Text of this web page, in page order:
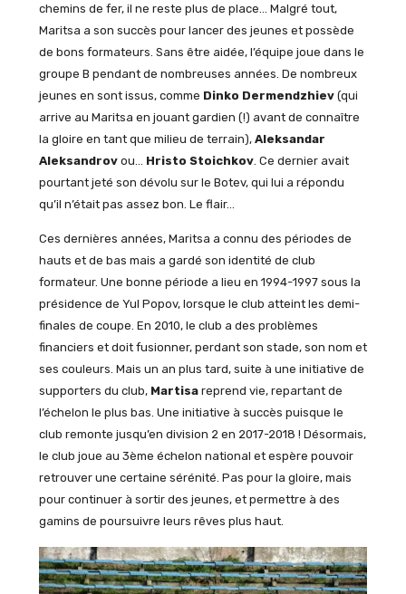
chemins de fer, il ne reste plus de place… Malgré tout,
Maritsa a son succès pour lancer des jeunes et possède
de bons formateurs. Sans être aidée, l’équipe joue dans le
groupe B pendant de nombreuses années. De nombreux
jeunes en sont issus, comme Dinko Dermendzhiev(qui
arrive au Maritsa en jouant gardien (!) avant de connaître
la gloire en tant que milieu de terrain), Aleksandar
Aleksandrovou… Hristo Stoichkov. Ce dernier avait
pourtant jeté son dévolu sur le Botev, qui lui a répondu
qu’il n’était pas assez bon. Le flair…
Ces dernières années, Maritsa a connu des périodes de
hauts et de bas mais a gardé son identité de club
formateur. Une bonne période a lieu en 1994-1997 sous la
présidence de Yul Popov, lorsque le club atteint les demi-
finales de coupe. En 2010, le club a des problèmes
financiers et doit fusionner, perdant son stade, son nom et
ses couleurs. Mais un an plus tard, suite à une initiative de
supporters du club, Martisareprend vie, repartant de
l’échelon le plus bas. Une initiative à succès puisque le
club remonte jusqu’en division 2 en 2017-2018 ! Désormais,
le club joue au 3ème échelon national et espère pouvoir
retrouver une certaine sérénité. Pas pour la gloire, mais
pour continuer à sortir des jeunes, et permettre à des
gamins de poursuivre leurs rêves plus haut.